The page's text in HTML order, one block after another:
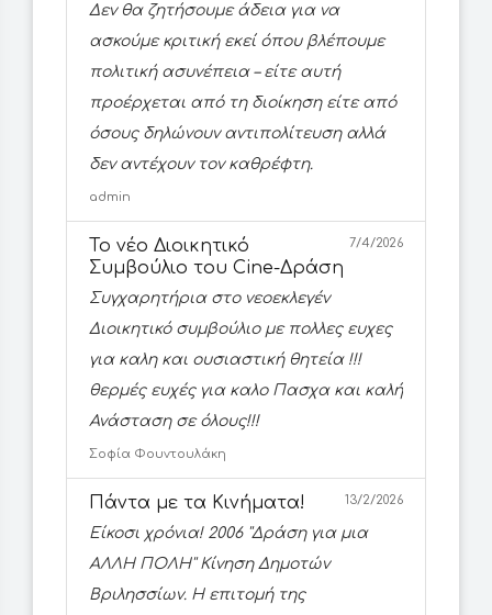
Δεν θα ζητήσουμε άδεια για να
ασκούμε κριτική εκεί όπου βλέπουμε
πολιτική ασυνέπεια – είτε αυτή
προέρχεται από τη διοίκηση είτε από
όσους δηλώνουν αντιπολίτευση αλλά
δεν αντέχουν τον καθρέφτη.
admin
Το νέο Διοικητικό
Συμβούλιο του Cine-Δράση
7/4/2026
Συγχαρητήρια στο νεοεκλεγέν
Διοικητικό συμβούλιο με πολλες ευχες
για καλη και ουσιαστική θητεία !!!
θερμές ευχές για καλο Πασχα και καλή
Ανάσταση σε όλους!!!
Σοφία Φουντουλάκη
Πάντα με τα Κινήματα! 13/2/2026
Είκοσι χρόνια! 2006 ''Δράση για μια
ΑΛΛΗ ΠΟΛΗ'' Κίνηση Δημοτών
Βριλησσίων. Η επιτομή της